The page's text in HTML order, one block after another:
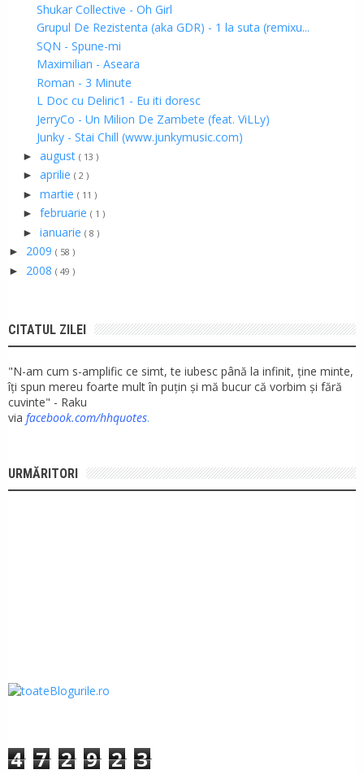
Shukar Collective - Oh Girl
Grupul De Rezistenta (aka GDR) - 1 la suta (remixu...
SQN - Spune-mi
Maximilian - Aseara
Roman - 3 Minute
L Doc cu Deliric1 - Eu iti doresc
JerryCo - Un Milion De Zambete (feat. ViLLy)
Junky - Stai Chill (www.junkymusic.com)
► august ( 13 )
► aprilie ( 2 )
► martie ( 11 )
► februarie ( 1 )
► ianuarie ( 8 )
► 2009 ( 58 )
► 2008 ( 49 )
CITATUL ZILEI
"N-am cum s-amplific ce simt, te iubesc până la infinit, ține minte,
îți spun mereu foarte mult în puțin și mă bucur că vorbim și fără
cuvinte" - Raku
via facebook.com/hhquotes.
URMĂRITORI
4 7 2 9 2 3